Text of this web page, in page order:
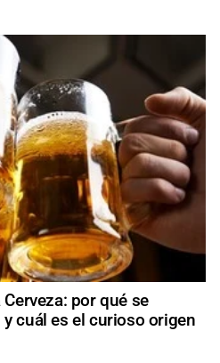
por qué se
cuál es el curioso origen